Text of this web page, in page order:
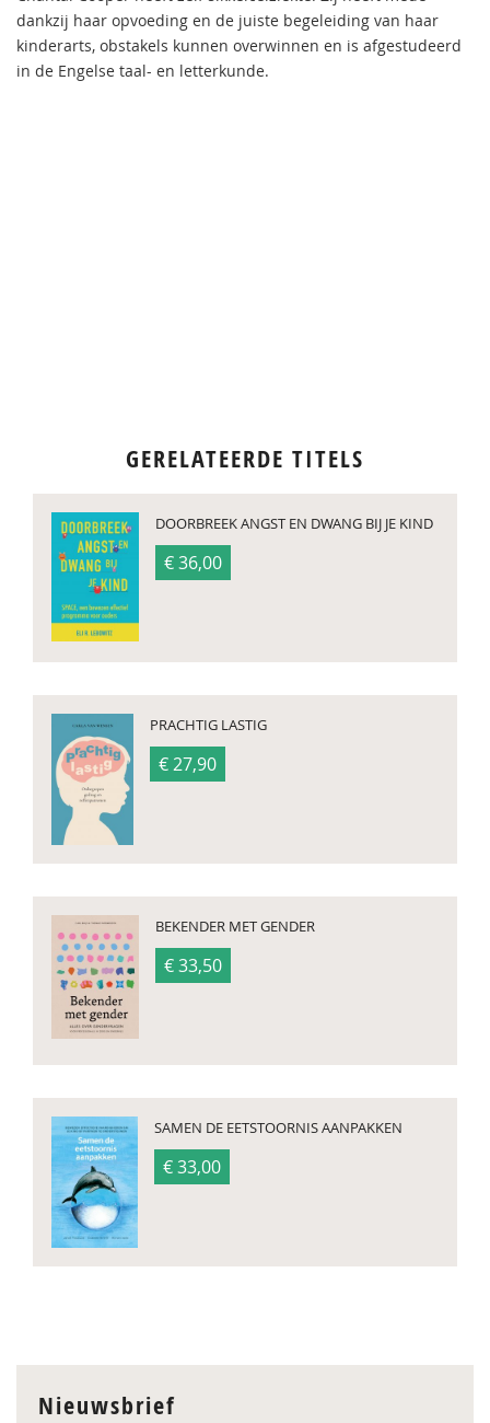
dankzij haar opvoeding en de juiste begeleiding van haar
kinderarts, obstakels kunnen overwinnen en is afgestudeerd
in de Engelse taal- en letterkunde.
GERELATEERDE TITELS
DOORBREEK ANGST EN DWANG BIJ JE KIND
€ 36,00
PRACHTIG LASTIG
€ 27,90
BEKENDER MET GENDER
€ 33,50
SAMEN DE EETSTOORNIS AANPAKKEN
€ 33,00
Nieuwsbrief